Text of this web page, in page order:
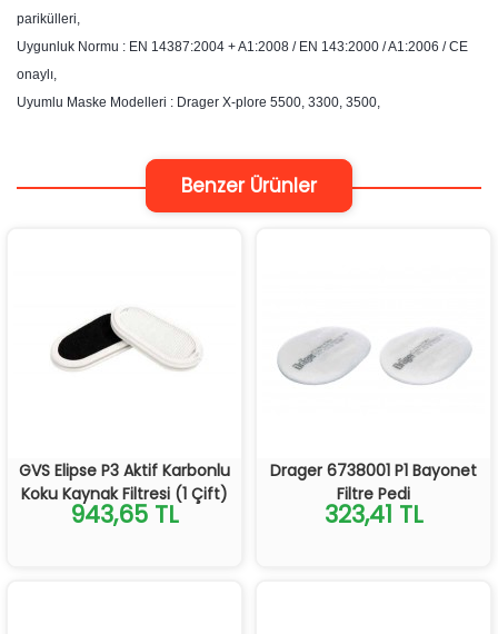
parikülleri,
Uygunluk Normu : EN 14387:2004 + A1:2008 / EN 143:2000 / A1:2006 / CE
onaylı,
Uyumlu Maske Modelleri : Drager X-plore 5500, 3300, 3500,
Benzer Ürünler
GVS Elipse P3 Aktif Karbonlu
Koku Kaynak Filtresi (1 Çift)
943,65 TL
Drager 6738001 P1 Bayonet
Filtre Pedi
323,41 TL